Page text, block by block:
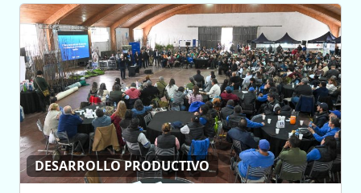
DESARROLLO PRODUCTIVO